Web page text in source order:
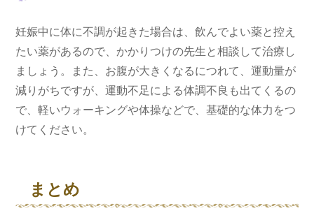
妊娠中に体に不調が起きた場合は、飲んでよい薬と控え
たい薬があるので、かかりつけの先生と相談して治療し
ましょう。また、お腹が大きくなるにつれて、運動量が
減りがちですが、運動不足による体調不良も出てくるの
で、軽いウォーキングや体操などで、基礎的な体力をつ
けてください。
まとめ